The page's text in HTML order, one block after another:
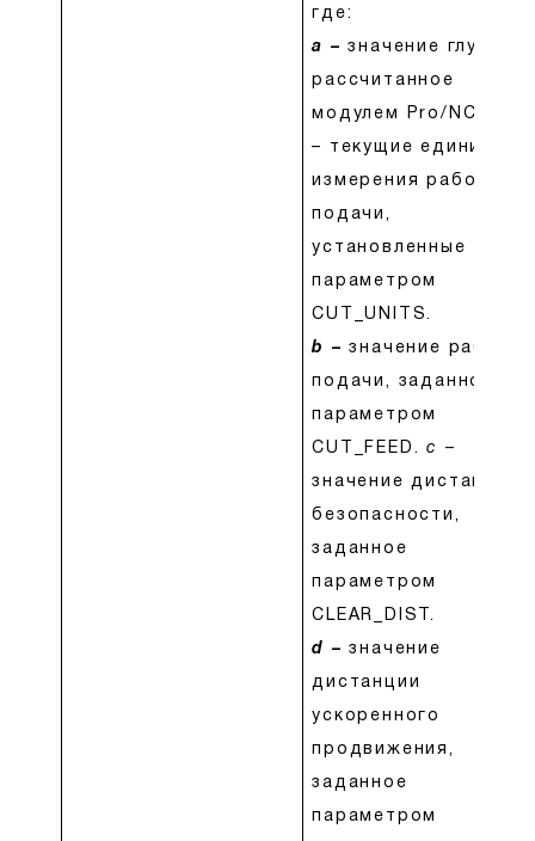
где:
a – значение глубины,
рассчитанное
модулем Pro/NC. IPM
– текущие единицы
измерения рабочей
подачи,
установленные
параметром
CUT_UNITS.
b – значение рабочей
подачи, заданное
параметром
CUT_FEED.c –
значение дистанции
безопасности,
заданное
параметром
CLEAR_DIST.
d – значение
дистанции
ускоренного
продвижения,
заданное
параметром